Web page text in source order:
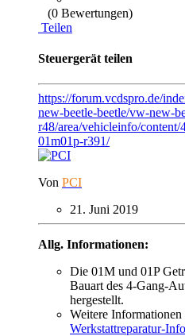
(0 Bewertungen)
Teilen
Steuergerät teilen
https://forum.vcdspro.de/
new-beetle-beetle/vw-new-
r48/area/vehicleinfo/content/
01m01p-r391/
Von PCI
21. Juni 2019
Allg. Informationen:
Die 01M und 01P
Bauart des 4-Gang-
hergestellt.
Weitere
Werkstattreparatur-